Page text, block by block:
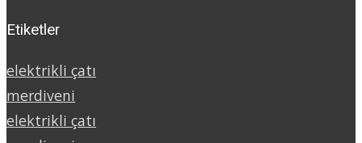
Etiketler
elektrikli çatı
merdiveni
elektrikli çatı